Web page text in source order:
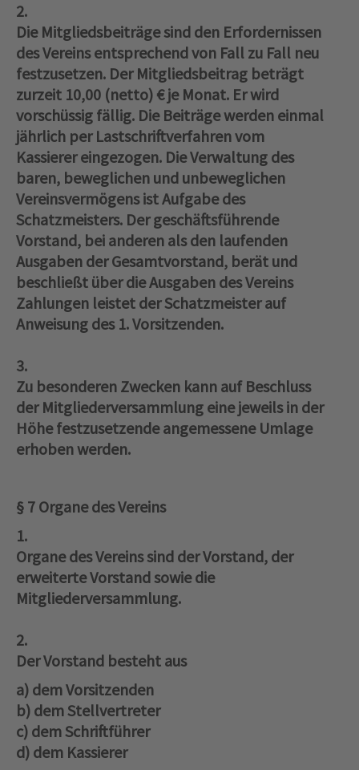
2.
Die Mitgliedsbeiträge sind den Erfordernissen
des Vereins entsprechend von Fall zu Fall neu
festzusetzen. Der Mitgliedsbeitrag beträgt
zurzeit 10,00 (netto) € je Monat. Er wird
vorschüssig fällig. Die Beiträge werden einmal
jährlich per Lastschriftverfahren vom
Kassierer eingezogen. Die Verwaltung des
baren, beweglichen und unbeweglichen
Vereinsvermögens ist Aufgabe des
Schatzmeisters. Der geschäftsführende
Vorstand, bei anderen als den laufenden
Ausgaben der Gesamtvorstand, berät und
beschließt über die Ausgaben des Vereins
Zahlungen leistet der Schatzmeister auf
Anweisung des 1. Vorsitzenden.
3.
Zu besonderen Zwecken kann auf Beschluss
der Mitgliederversammlung eine jeweils in der
Höhe festzusetzende angemessene Umlage
erhoben werden.
§ 7 Organe des Vereins
1.
Organe des Vereins sind der Vorstand, der
erweiterte Vorstand sowie die
Mitgliederversammlung.
2.
Der Vorstand besteht aus
a) dem Vorsitzenden
b) dem Stellvertreter
c) dem Schriftführer
d) dem Kassierer